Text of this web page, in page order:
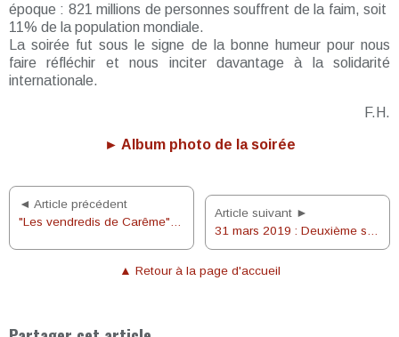
époque : 821 millions de personnes souffrent de la faim, soit
11% de la population mondiale.
La soirée fut sous le signe de la bonne humeur pour nous
faire réfléchir et nous inciter davantage à la solidarité
internationale.
F.H.
► Album photo de la soirée
◄ Article précédent
"Les vendredis de Carême" : 5ème séance le 5 avril
Article suivant ►
31 mars 2019 : Deuxième scutin d'Hélène et messe en famille
▲ Retour à la page d'accueil